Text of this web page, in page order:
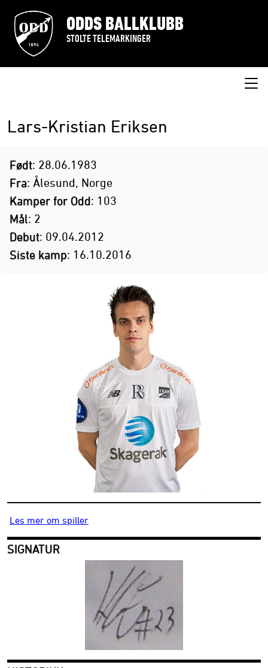
ODDS BALLKLUBB
STOLTE TELEMARKINGER
Lars-Kristian Eriksen
Født: 28.06.1983
Fra: Ålesund, Norge
Kamper for Odd: 103
Mål: 2
Debut: 09.04.2012
Siste kamp: 16.10.2016
Les mer om spiller
SIGNATUR